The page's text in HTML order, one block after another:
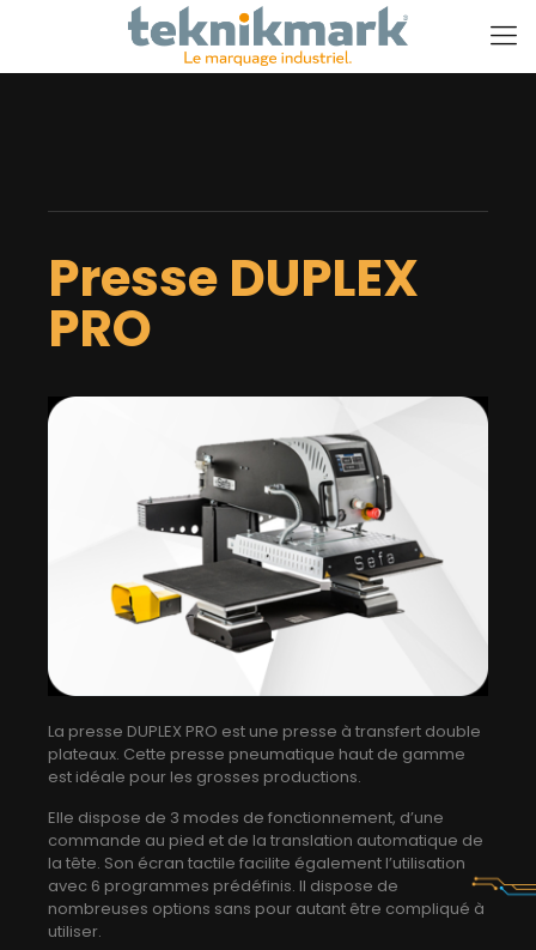
Presse DUPLEX
PRO
La presse DUPLEX PRO est une presse à transfert double
plateaux. Cette presse pneumatique haut de gamme
est idéale pour les grosses productions.
Elle dispose de 3 modes de fonctionnement, d’une
commande au pied et de la translation automatique de
la tête. Son écran tactile facilite également l’utilisation
avec 6 programmes prédéfinis. Il dispose de
nombreuses options sans pour autant être compliqué à
utiliser.